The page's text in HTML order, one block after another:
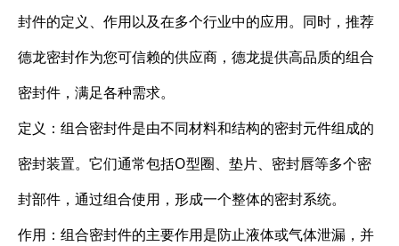
封件的定义、作用以及在多个行业中的应用。同时，推荐
德龙密封作为您可信赖的供应商，德龙提供高品质的组合
密封件，满足各种需求。
定义：组合密封件是由不同材料和结构的密封元件组成的
密封装置。它们通常包括O型圈、垫片、密封唇等多个密
封部件，通过组合使用，形成一个整体的密封系统。
作用：组合密封件的主要作用是防止液体或气体泄漏，并